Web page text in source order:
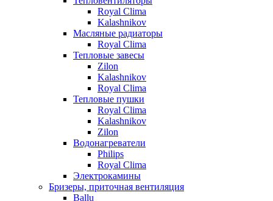
Royal Clima
Kalashnikov
Масляные радиаторы
Royal Clima
Тепловые завесы
Zilon
Kalashnikov
Royal Clima
Тепловые пушки
Royal Clima
Kalashnikov
Zilon
Водонагреватели
Philips
Royal Clima
Электрокамины
Бризеры, приточная вентиляция
Ballu